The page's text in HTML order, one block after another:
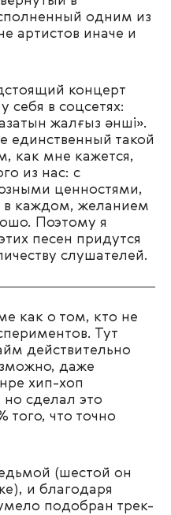
одним из
артистов иначе и
концерт
у себя в соцсетях:
жалғыз әнші».
единственный такой
как мне кажется,
из нас: с
ценностями,
в каждом, желанием
Поэтому я
песен придутся
слушателей.
как о том, кто не
Тут
действительно
даже
хип-хоп
сделал это
того, что точно
(шестой он
и благодаря
подобран трек-